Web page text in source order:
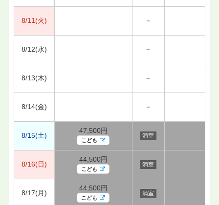
8/11(火) －
8/12(水) －
8/13(木) －
8/14(金) －
8/15(土)
47,500円
こども
満室
8/16(日)
44,500円
こども
満室
8/17(月)
44,500円
こども
満室